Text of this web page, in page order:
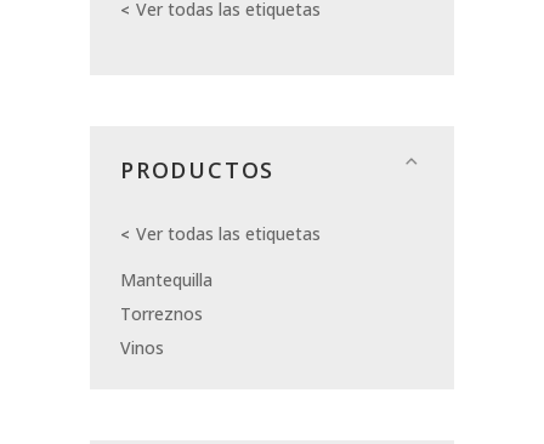
Ver todas las etiquetas
PRODUCTOS
Ver todas las etiquetas
Mantequilla
Torreznos
Vinos